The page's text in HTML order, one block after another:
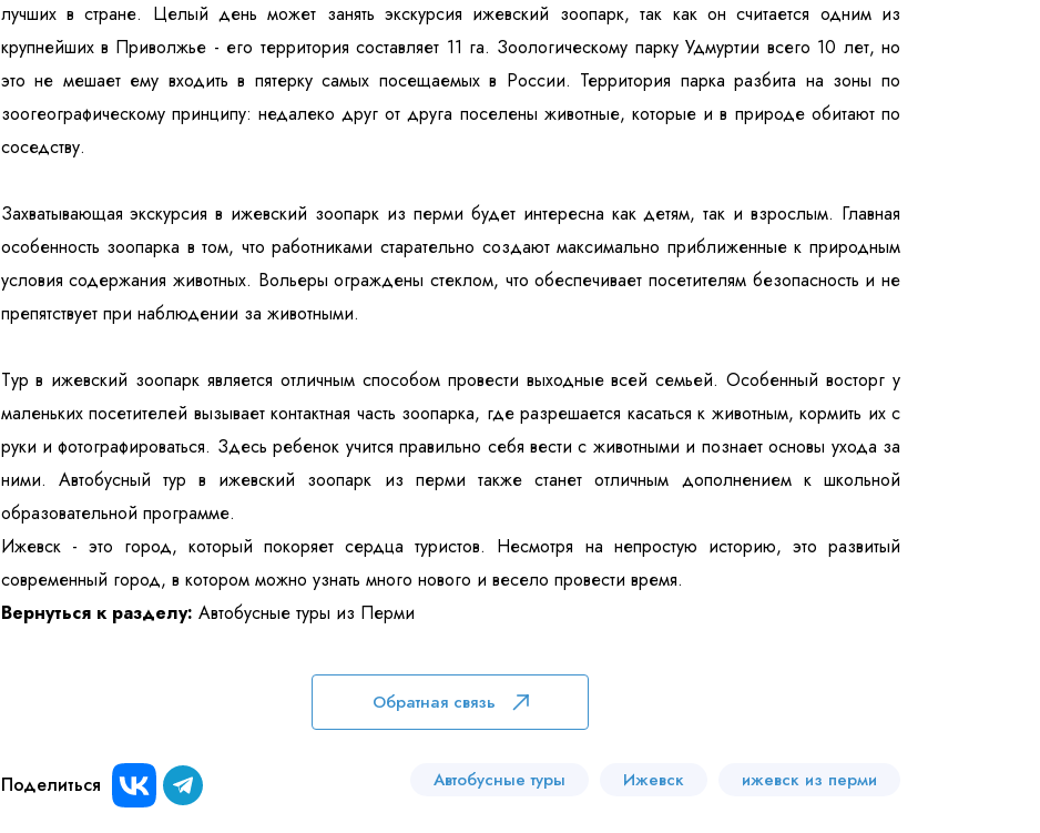
лучших в стране. Целый день может занять экскурсия ижевский зоопарк, так как он считается одним из
крупнейших в Приволжье - его территория составляет 11 га. Зоологическому парку Удмуртии всего 10 лет, но
это не мешает ему входить в пятерку самых посещаемых в России. Территория парка разбита на зоны по
зоогеографическому принципу: недалеко друг от друга поселены животные, которые и в природе обитают по
соседству.
Захватывающая экскурсия в ижевский зоопарк из перми будет интересна как детям, так и взрослым. Главная
особенность зоопарка в том, что работниками старательно создают максимально приближенные к природным
условия содержания животных. Вольеры ограждены стеклом, что обеспечивает посетителям безопасность и не
препятствует при наблюдении за животными.
Тур в ижевский зоопарк является отличным способом провести выходные всей семьей. Особенный восторг у
маленьких посетителей вызывает контактная часть зоопарка, где разрешается касаться к животным, кормить их с
руки и фотографироваться. Здесь ребенок учится правильно себя вести с животными и познает основы ухода за
ними. Автобусный тур в ижевский зоопарк из перми также станет отличным дополнением к школьной
образовательной программе.
Ижевск - это город, который покоряет сердца туристов. Несмотря на непростую историю, это развитый
современный город, в котором можно узнать много нового и весело провести время.
Вернуться к разделу: Автобусные туры из Перми
Обратная связь
Поделиться Автобусные туры Ижевск ижевск из перми